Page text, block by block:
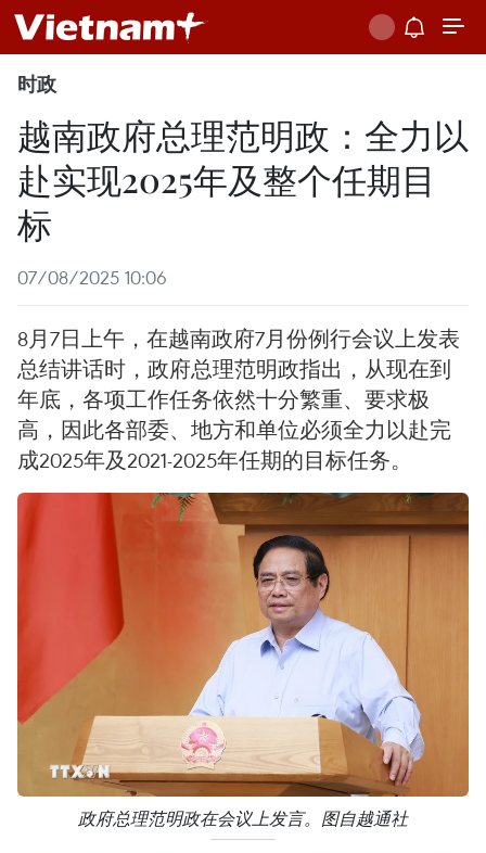
时政
越南政府总理范明政：全力以
赴实现2025年及整个任期目
标
07/08/2025 10:06
8月7日上午，在越南政府7月份例行会议上发表
总结讲话时，政府总理范明政指出，从现在到
年底，各项工作任务依然十分繁重、要求极
高，因此各部委、地方和单位必须全力以赴完
成2025年及2021-2025年任期的目标任务。
政府总理范明政在会议上发言。图自越通社